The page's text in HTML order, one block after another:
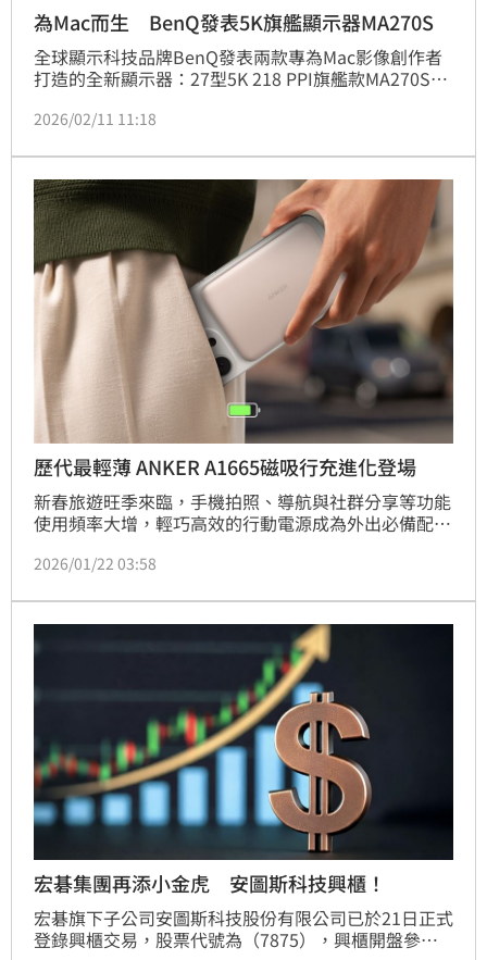
為Mac而生 BenQ發表5K旗艦顯示器MA270S
全球顯示科技品牌BenQ發表兩款專為Mac影像創作者
打造的全新顯示器：27型5K 218 PPI旗艦款MA270S與
色彩、細膩流暢的畫面、更直覺的操控與高度相容的生
體驗。
2026/02/11 11:18
歷代最輕薄 ANKER A1665磁吸行充進化登場
新春旅遊旺季來臨，手機拍照、導航與社群分享等功能
使用頻率大增，輕巧高效的行動電源成為外出必備配
新「A1665 超薄磁吸行動電源 5,000mAh 20W」，卡
更可放進口袋隨行；8.6毫米的厚度則可輕鬆吸附在手
機背面。人氣自帶線伸縮行充A1695同步推出全新銀色
款，延續簡約質感設計，提供更加搶眼的
2026/01/22 03:58
宏碁集團再添小金虎 安圖斯科技興櫃！
宏碁旗下子公司安圖斯科技股份有限公司已於21日正式
登錄興櫃交易，股票代號為（7875），興櫃開盤參考